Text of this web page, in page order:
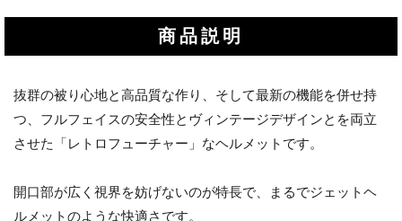
商品説明
抜群の被り心地と高品質な作り、そして最新の機能を併せ持
つ、フルフェイスの安全性とヴィンテージデザインとを両立
させた「レトロフューチャー」なヘルメットです。
開口部が広く視界を妨げないのが特長で、まるでジェットヘ
ルメットのような快適さです。